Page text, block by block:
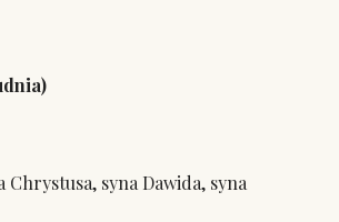
Chrystusa, syna Dawida, syna